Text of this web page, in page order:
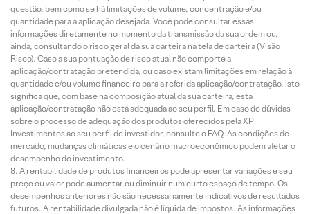
questão, bem como se há limitações de volume, concentração e/ou
quantidade para a aplicação desejada. Você pode consultar essas
informações diretamente no momento da transmissão da sua ordem ou,
ainda, consultando o risco geral da sua carteira na tela de carteira (Visão
Risco). Caso a sua pontuação de risco atual não comporte a
aplicação/contratação pretendida, ou caso existam limitações em relação à
quantidade e/ou volume financeiro para a referida aplicação/contratação, isto
significa que, com base na composição atual da sua carteira, esta
aplicação/contratação não está adequada ao seu perfil. Em caso de dúvidas
sobre o processo de adequação dos produtos oferecidos pela XP
Investimentos ao seu perfil de investidor, consulte o FAQ. As condições de
mercado, mudanças climáticas e o cenário macroeconômico podem afetar o
desempenho do investimento.
A rentabilidade de produtos financeiros pode apresentar variações e seu
preço ou valor pode aumentar ou diminuir num curto espaço de tempo. Os
desempenhos anteriores não são necessariamente indicativos de resultados
futuros. A rentabilidade divulgada não é líquida de impostos. As informações